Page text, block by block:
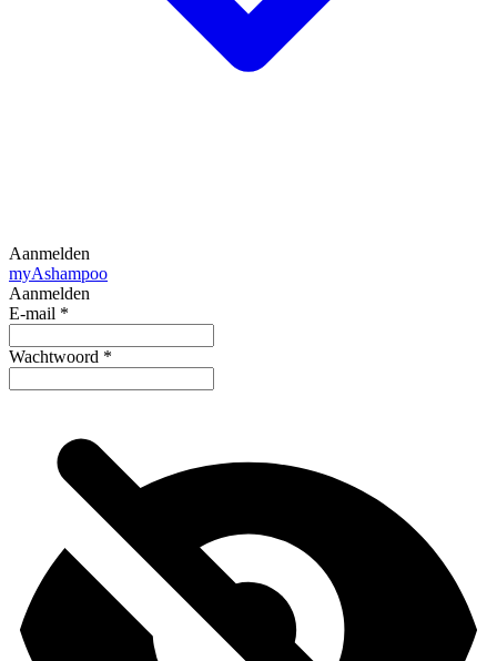
Aanmelden
myAshampoo
Aanmelden
E-mail *
Wachtwoord *